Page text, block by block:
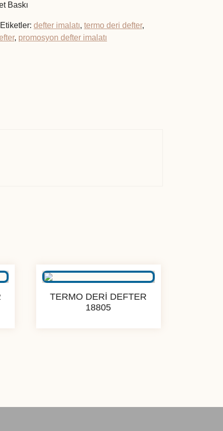
Baskı
Etiketler:defter imalatı,termo deri defter,
, promosyon defter imalatı
TERMO DERİ DEFTER
18805